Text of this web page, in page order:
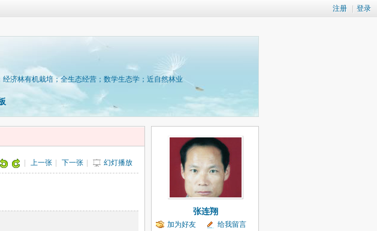
注册 登录
济林有机栽培；全生态经营；数学生态学；近自然林业
上一张 下一张 幻灯播放
张连翔
加为好友
给我留言